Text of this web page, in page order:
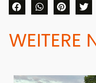
WEITERE